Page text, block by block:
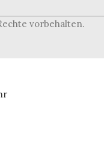
vorbehalten.